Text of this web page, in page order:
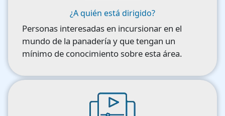
¿A quién está dirigido?
Personas interesadas en incursionar en el
mundo de la panadería y que tengan un
mínimo de conocimiento sobre esta área.